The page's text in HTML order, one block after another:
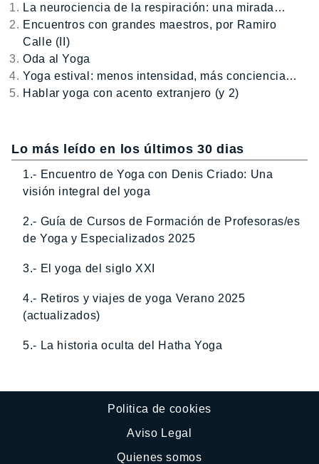
La neurociencia de la respiración: una mirada…
Encuentros con grandes maestros, por Ramiro
Calle (II)
Oda al Yoga
Yoga estival: menos intensidad, más conciencia…
Hablar yoga con acento extranjero (y 2)
Lo más leído en los últimos 30 dias
1.- Encuentro de Yoga con Denis Criado: Una
visión integral del yoga
2.- Guía de Cursos de Formación de Profesoras/es
de Yoga y Especializados 2025
3.- El yoga del siglo XXI
4.- Retiros y viajes de yoga Verano 2025
(actualizados)
5.- La historia oculta del Hatha Yoga
Politica de cookies
Aviso Legal
Quienes somos